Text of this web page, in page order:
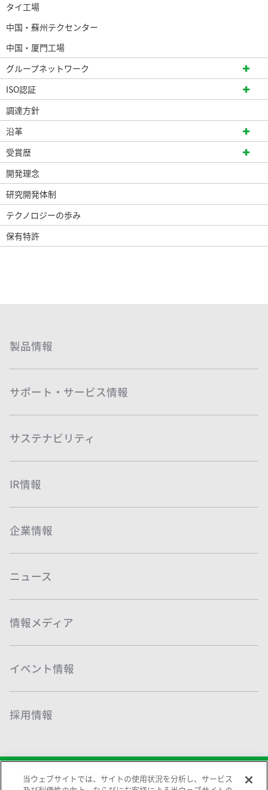
タイ工場
中国・蘇州テクセンター
中国・厦門工場
グループネットワーク
ISO認証
調達方針
沿革
受賞歴
開発理念
研究開発体制
テクノロジーの歩み
保有特許
製品情報
サポート・サービス情報
サステナビリティ
IR情報
企業情報
ニュース
情報メディア
イベント情報
採用情報
当ウェブサイトでは、サイトの使用状況を分析し、サービス